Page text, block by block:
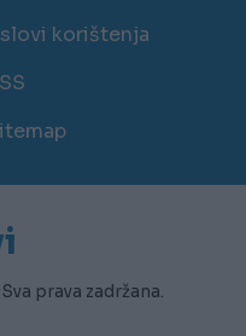
korištenja
prava zadržana.